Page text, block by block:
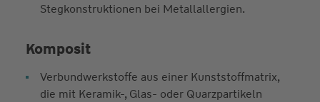
Stegkonstruktionen bei Metallallergien.
Komposit
Verbundwerkstoffe aus einer Kunststoffmatrix,
die mit Keramik-, Glas- oder Quarzpartikeln